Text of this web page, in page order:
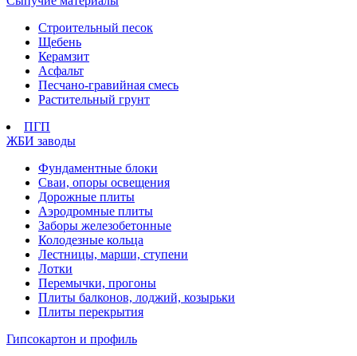
Строительный песок
Щебень
Керамзит
Асфальт
Песчано-гравийная смесь
Растительный грунт
ПГП
ЖБИ заводы
Фундаментные блоки
Сваи, опоры освещения
Дорожные плиты
Аэродромные плиты
Заборы железобетонные
Колодезные кольца
Лестницы, марши, ступени
Лотки
Перемычки, прогоны
Плиты балконов, лоджий, козырьки
Плиты перекрытия
Гипсокартон и профиль